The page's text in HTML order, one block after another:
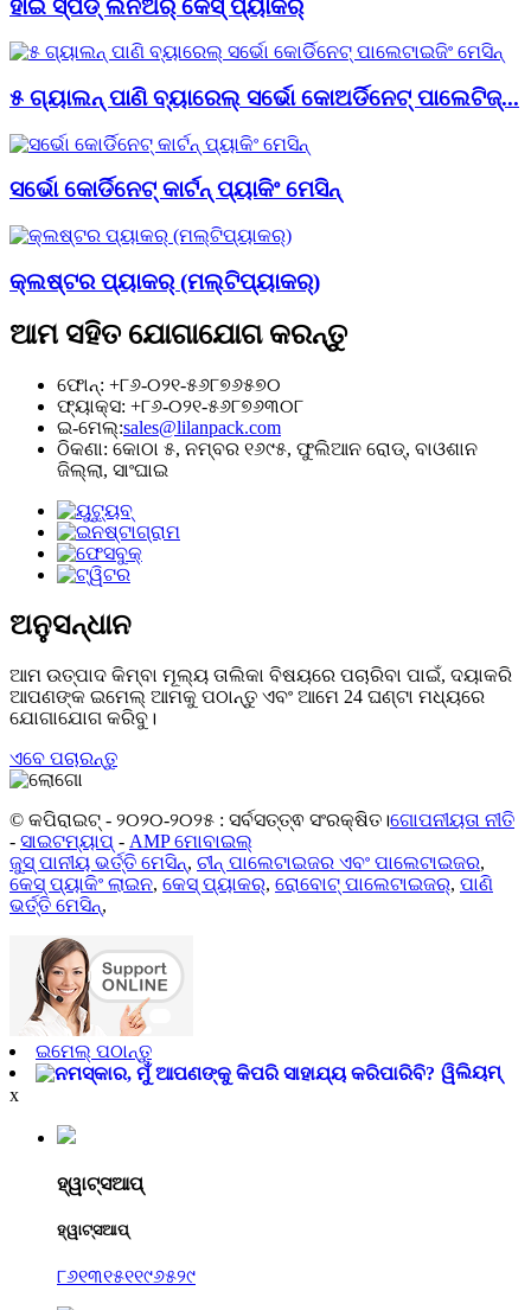
ହାଇ ସ୍ପିଡ୍ ଲିନିଅର୍ କେସ୍ ପ୍ୟାକର୍
୫ ଗ୍ୟାଲନ୍ ପାଣି ବ୍ୟାରେଲ୍ ସର୍ଭୋ କୋଅର୍ଡିନେଟ୍ ପାଲେଟିଜ୍...
ସର୍ଭୋ କୋର୍ଡିନେଟ୍ କାର୍ଟନ୍ ପ୍ୟାକିଂ ମେସିନ୍
କ୍ଲଷ୍ଟର ପ୍ୟାକର୍ (ମଲ୍ଟିପ୍ୟାକର୍)
ଆମ ସହିତ ଯୋଗାଯୋଗ କରନ୍ତୁ
ଫୋନ୍: +୮୬-୦୨୧-୫୬୮୭୬୫୭୦
ଫ୍ୟାକ୍ସ: +୮୬-୦୨୧-୫୬୮୭୬୩୦୮
ଇ-ମେଲ୍:sales@lilanpack.com
ଠିକଣା: କୋଠା ୫, ନମ୍ବର ୧୬୯୫, ଫୁଲିଆନ ରୋଡ୍, ବାଓଶାନ
ଜିଲ୍ଲା, ସାଂଘାଇ
ଅନୁସନ୍ଧାନ
ଆମ ଉତ୍ପାଦ କିମ୍ବା ମୂଲ୍ୟ ତାଲିକା ବିଷୟରେ ପଚାରିବା ପାଇଁ, ଦୟାକରି
ଆପଣଙ୍କ ଇମେଲ୍ ଆମକୁ ପଠାନ୍ତୁ ଏବଂ ଆମେ 24 ଘଣ୍ଟା ମଧ୍ୟରେ
ଯୋଗାଯୋଗ କରିବୁ।
ଏବେ ପଚାରନ୍ତୁ
© କପିରାଇଟ୍ - ୨୦୨୦-୨୦୨୫ : ସର୍ବସତ୍ତ୍ଵ ସଂରକ୍ଷିତ।ଗୋପନୀୟତା ନୀତି
- ସାଇଟମ୍ୟାପ୍ - AMP ମୋବାଇଲ୍
ଜୁସ୍ ପାନୀୟ ଭର୍ତ୍ତି ମେସିନ୍, ଚୀନ୍ ପାଲେଟାଇଜର ଏବଂ ପାଲେଟାଇଜର,
କେସ୍ ପ୍ୟାକିଂ ଲାଇନ, କେସ୍ ପ୍ୟାକର୍, ରୋବୋଟ୍ ପାଲେଟାଇଜର୍, ପାଣି
ଭର୍ତ୍ତି ମେସିନ୍,
ଇମେଲ୍ ପଠାନ୍ତୁ
ୱିଲିୟମ୍
x
ହ୍ୱାଟ୍ସଆପ୍
ହ୍ୱାଟ୍ସଆପ୍
୮୬୧୩୧୫୧୧୯୬୫୨୯